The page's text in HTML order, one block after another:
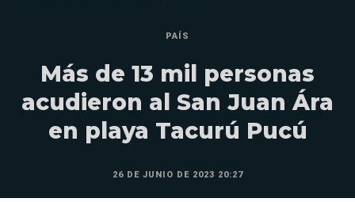
PAÍS
Más de 13 mil personas
acudieron al San Juan Ára
en playa Tacurú Pucú
26 DE JUNIO DE 2023 20:27